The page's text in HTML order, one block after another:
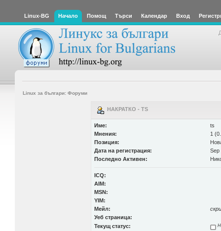
Linux-BG Начало Помощ Търси Календар Вход
Linux за българи: Форуми
НАКРАТКО - TS
Име:
ts
Мнения:
1
Позиция:
Дата на регистрация:
Sep
Последно Активен:
ICQ:
AIM:
MSN:
YIM:
Мейл:
Уеб страница:
Текущ статус: